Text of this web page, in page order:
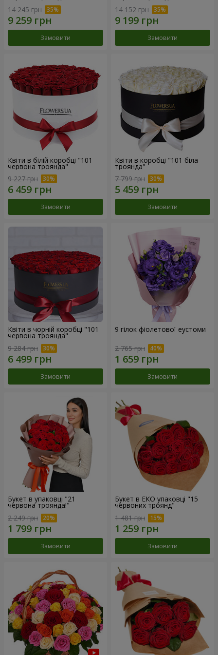
14 245 грн
Замовити
14 152 грн
Замовити
Квіти в білій коробці "101
червона троянда"
9 227 грн
Замовити
Квіти в коробці "101 біла
троянда"
7 799 грн
Замовити
Квіти в чорній коробці "101
червона троянда"
9 284 грн
Замовити
9 гілок фіолетової еустоми
2 765 грн
Замовити
Букет в упаковці "21
червона троянда!"
2 249 грн
Замовити
Букет в ЕКО упаковці "15
червоних троянд"
1 481 грн
Замовити